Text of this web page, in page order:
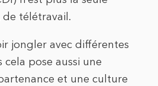
télétravail.
jongler avec différentes
pose aussi une
et une culture